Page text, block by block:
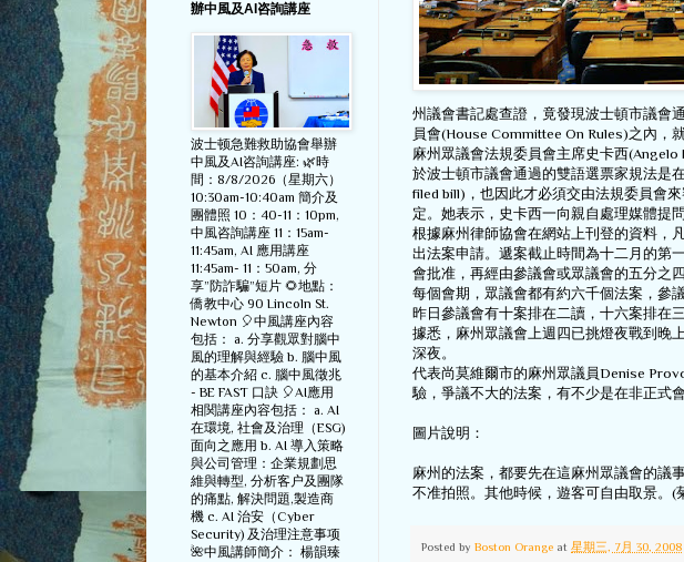
州議會書記處查證，竟發現波士頓市議會
員會(House Committee On Rules)之內，
麻州眾議會法規委員會主席史卡西
於波士頓市議會通過的雙語選票家規法是
filed bill)，也因此才必須交由法規委員會
定。她表示，史卡西一向親自處理媒體提
根據麻州律師協會在網站上刊登的資料，
出法案申請。遞案截止時間為十二月的第
會批准，再經由參議會或眾議會的五分之
每個會期，眾議會都有約六千個法案，參
昨日參議會有十案排在二讀，十六案排在
據悉，麻州眾議會上週四已挑燈夜戰到晚
深夜。
代表尚莫維爾市的麻州眾議員Denise
驗，爭議不大的法案，有不少是在非正式
圖片說明：
麻州的法案，都要先在這麻州眾議會的議
不准拍照。其他時候，遊客可自由取景。(
Posted by Boston Orange at 星期三, 7月 30, 2008
辦中風及AI咨詢講座
波士顿急難救助協會舉辦
中風及AI咨詢講座: 🌿時
間：8/8/2026（星期六）
10:30am-10:40am 簡介及
團體照 10：40-11：10pm,
中風咨詢講座 11：15am-
11:45am, AI 應用講座
11:45am- 11：50am, 分
享”防詐騙”短片 🌻地點：
僑教中心 90 Lincoln St.
Newton 🎈中風講座內容
包括： a. 分享觀眾對腦中
風的理解與經驗 b. 腦中風
的基本介紹 c. 腦中風徵兆
- BE FAST 口訣 🎈AI應用
相関講座內容包括： a. AI
在環境, 社會及治理（ESG)
面向之應用 b. AI 導入策略
與公司管理：企業規劃思
維與轉型, 分析客户及團隊
的痛點, 解決問題,製造商
機 c. AI 治安（Cyber
Security) 及治理注意事项
🌺中風講師簡介： 楊韻臻